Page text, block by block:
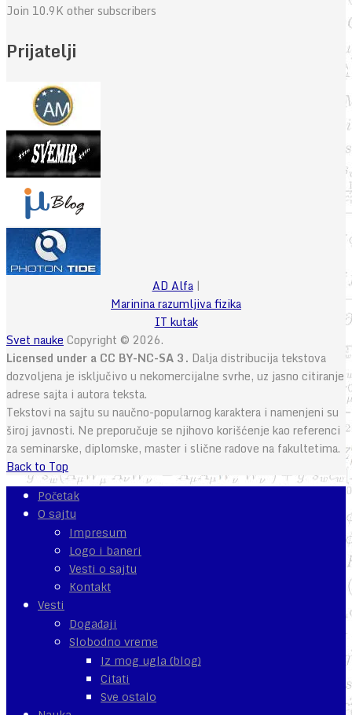
Join 10.9K other subscribers
Prijatelji
AD Alfa|
Marinina razumljiva fizika
IT kutak
Svet nauke Copyright © 2026.
Licensed under a CC BY-NC-SA 3. Dalja distribucija tekstova
dozvoljena je isključivo u nekomercijalne svrhe, uz jasno citiranje
adrese sajta i autora teksta.
Tekstovi na sajtu su naučno-popularnog karaktera i namenjeni su
široj javnosti. Ne preporučuje se njihovo korišćenje kao referenci
za seminarske, diplomske, master i slične radove na fakultetima.
Back to Top
Početak
O sajtu
Impresum
Logo i baneri
Vesti o sajtu
Kontakt
Vesti
Događaji
Slobodno vreme
Iz mog ugla (blog)
Citati
Sve ostalo